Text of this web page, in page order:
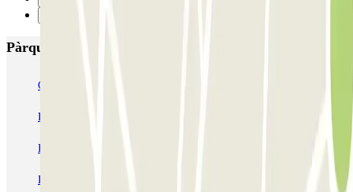
Pàrquings més valorats a Lilla
Gare de Lille-Europe ECTOR - Service Voiturier
Blue Valet - Gare de Lille Europe
INDIGO Lille Plaza
Le Lil Club - Porte de Valenciennes Zenpark